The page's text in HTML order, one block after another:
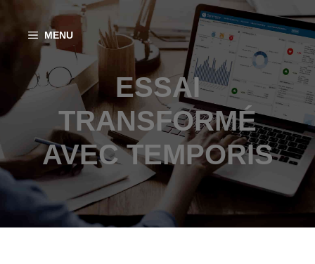
contenu
MENU
ESSAI
TRANSFORMÉ
AVEC TEMPORIS